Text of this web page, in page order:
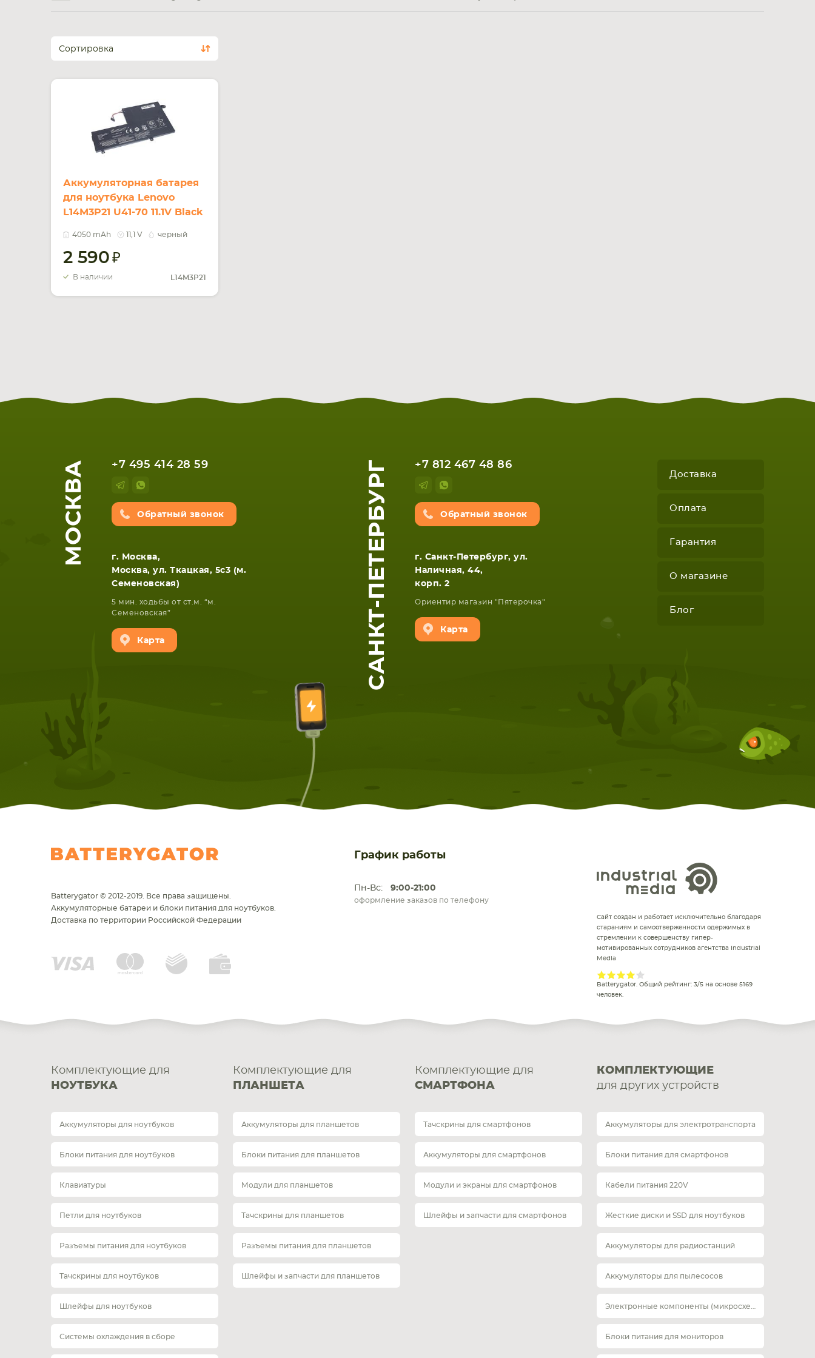
Сортировка
Аккумуляторная батарея
для ноутбука Lenovo
L14M3P21 U41-70 11.1V Black
4050 mAh 11,1 V черный
2 590
В наличии L14M3P21
МОСКВА +7 495 414 28 59
Обратный звонок
г. Москва,
Москва, ул. Ткацкая, 5с3 (м.
Семеновская)
5 мин. ходьбы от ст.м. “м.
Семеновская”
Карта САНКТ-ПЕТЕРБУРГ +7 812 467 48 86
Обратный звонок
г. Санкт-Петербург, ул.
Наличная, 44,
корп. 2
Ориентир магазин "Пятерочка"
Карта
Доставка
Оплата
Гарантия
О магазине
Блог
График работы
Пн-Вс: 9:00-21:00
оформление заказов по телефону
Batterygator © 2012-2019. Все права защищены.
Аккумуляторные батареи и блоки питания для ноутбуков.
Доставка по территории Российской Федерации
Сайт создан и работает исключительно благодаря
стараниям и самоотверженности одержимых в
стремлении к совершенству гипер-
мотивированных сотрудников агентства Industrial
Media
Batterygator. Общий рейтинг: 3/5 на основе 5169
человек.
Комплектующие для
НОУТБУКА
Аккумуляторы для ноутбуков
Блоки питания для ноутбуков
Клавиатуры
Петли для ноутбуков
Разъемы питания для ноутбуков
Тачскрины для ноутбуков
Шлейфы для ноутбуков
Системы охлаждения в сборе
Комплектующие для
ПЛАНШЕТА
Аккумуляторы для планшетов
Блоки питания для планшетов
Модули для планшетов
Тачскрины для планшетов
Разъемы питания для планшетов
Шлейфы и запчасти для планшетов
Комплектующие для
СМАРТФОНА
Тачскрины для смартфонов
Аккумуляторы для смартфонов
Модули и экраны для смартфонов
Шлейфы и запчасти для смартфонов
КОМПЛЕКТУЮЩИЕ
для других устройств
Аккумуляторы для электротранспорта
Блоки питания для смартфонов
Кабели питания 220V
Жесткие диски и SSD для ноутбуков
Аккумуляторы для радиостанций
Аккумуляторы для пылесосов
Блоки питания для мониторов